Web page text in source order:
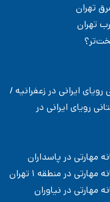
تهران
تهران
ایرانی در زعفرانیه /
رویای ایرانی در
مهارتی در پاسداران
در منطقه ۱ تهران
مهارتی در نیاوران